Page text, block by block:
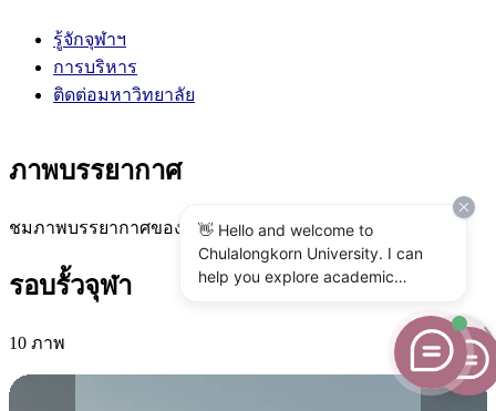
รู้จักจุฬาฯ
การบริหาร
ติดต่อมหาวิทยาลัย
ภาพบรรยากาศ
ชมภาพบรรยากาศของจุฬาลงกรณ์มหาวิทยาลัย
รอบรั้วจุฬา
10 ภาพ
👋 Hello and welcome to
Chulalongkorn University. I can
help you explore academic